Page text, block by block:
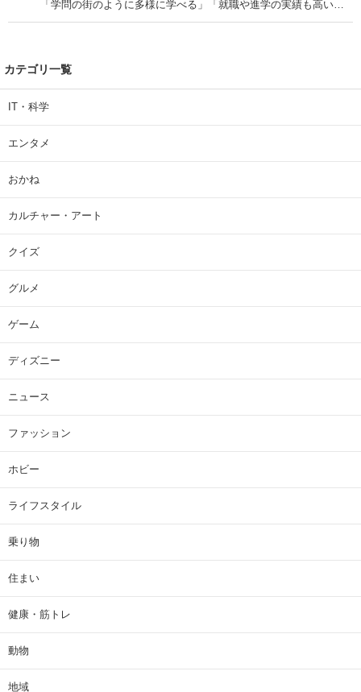
「学問の街のように多様に学べる」「就職や進学の実績も高い」
| 大学 ねとらぼリサーチ
カテゴリ一覧
IT・科学
エンタメ
おかね
カルチャー・アート
クイズ
グルメ
ゲーム
ディズニー
ニュース
ファッション
ホビー
ライフスタイル
乗り物
住まい
健康・筋トレ
動物
地域